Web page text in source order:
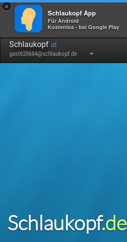
×
Schlaukopf App
Für Android
Kostenlos - bei Google Play
Schlaukopf.at
gast620684@schlaukopf.de
Schlaukopf.de